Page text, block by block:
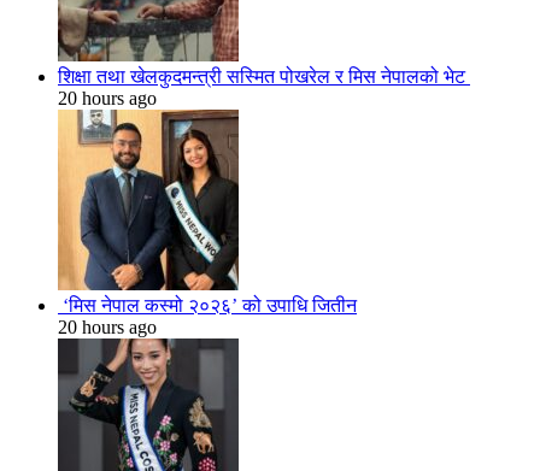
शिक्षा तथा खेलकुदमन्त्री सस्मित पोखरेल र मिस नेपालको भेट
20 hours ago
‘मिस नेपाल कस्मो २०२६’ को उपाधि जितीन
20 hours ago